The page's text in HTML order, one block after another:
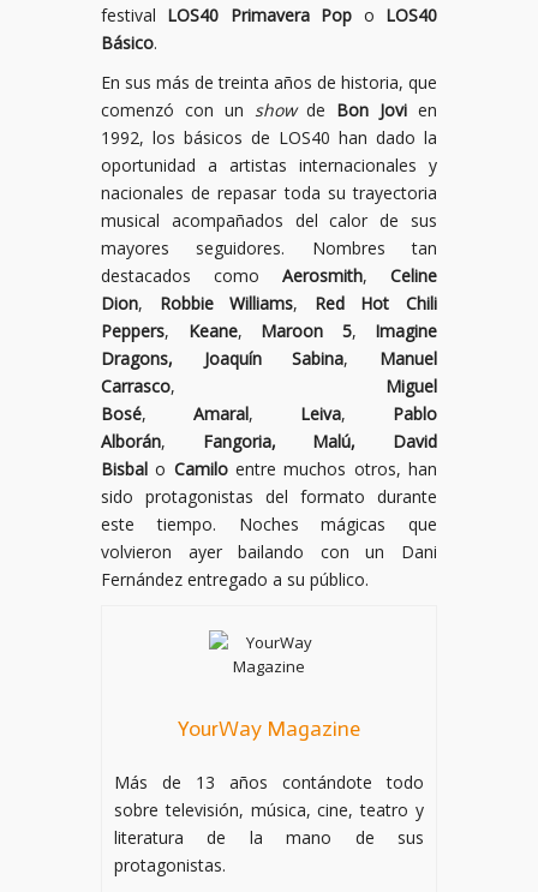
festival LOS40 Primavera Pop o LOS40
Básico.
En sus más de treinta años de historia, que
comenzó con un showde Bon Jovi en
1992, los básicos de LOS40 han dado la
oportunidad a artistas internacionales y
nacionales de repasar toda su trayectoria
musical acompañados del calor de sus
mayores seguidores. Nombres tan
destacados como Aerosmith, Celine
Dion, Robbie Williams, Red Hot
Chili
Peppers, Keane, Maroon 5, Imagine
Dragons, Joaquín
Sabina, Manuel
Carrasco, Miguel
Bosé, Amaral, Leiva, Pablo
Alborán, Fangoria, Malú, David
Bisbalo Camiloentre muchos otros, han
sido protagonistas del formato durante
este tiempo. Noches mágicas que
volvieron ayer bailando con un Dani
Fernández entregado a su público.
YourWay Magazine
Más de 13 años contándote todo
sobre televisión, música, cine, teatro y
literatura de la mano de sus
protagonistas.